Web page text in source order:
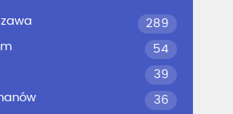
289
54
39
36